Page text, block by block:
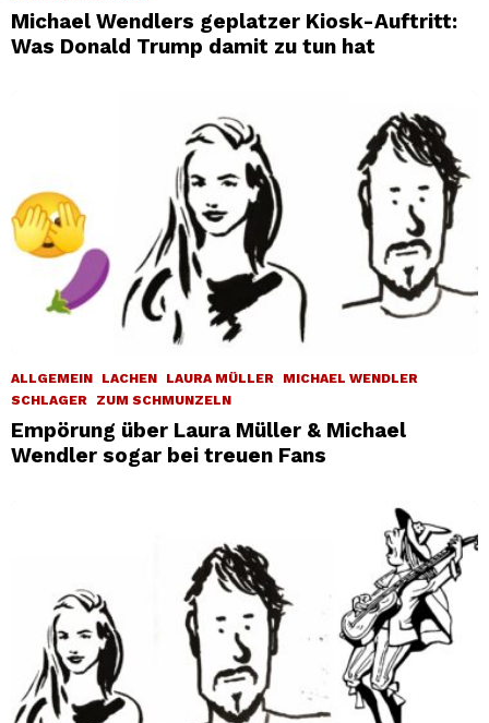
Michael Wendlers geplatzer Kiosk-Auftritt:
Was Donald Trump damit zu tun hat
ALLGEMEIN LACHEN LAURA MÜLLER
MICHAEL WENDLER
SCHLAGER
ZUM SCHMUNZELN
Empörung über Laura Müller & Michael
Wendler sogar bei treuen Fans